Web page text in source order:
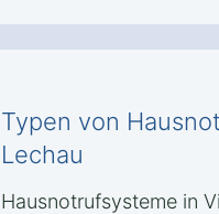
Typen von
Lechau
Hausnotrufsysteme in